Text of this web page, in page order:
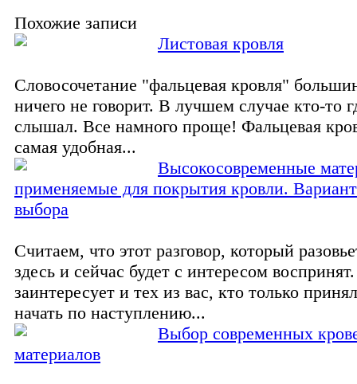
Похожие записи
Листовая кровля
Словосочетание "фальцевая кровля"
ничего не говорит. В лучшем случае кто-то
слышал. Все намного проще! Фальцевая
самая удобная...
Высокосовременные
применяемые для покрытия кровли.
выбора
Считаем, что этот разговор, который
здесь и сейчас будет с интересом
заинтересует и тех из вас, кто только
начать по наступлению...
Выбор современных
материалов